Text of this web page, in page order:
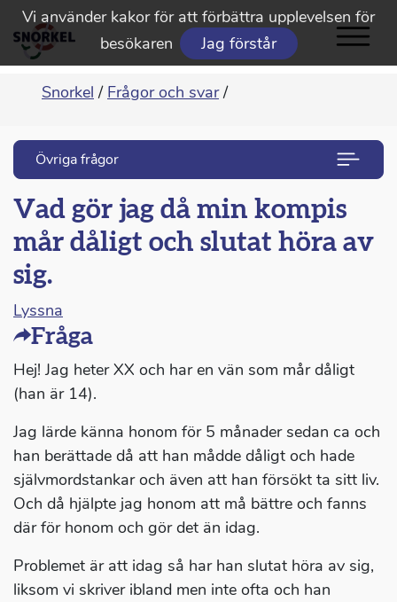
Vi använder kakor för att förbättra upplevelsen för
besökaren
Jag förstår
Snorkel / Frågor och svar /
Övriga frågor
Vad gör jag då min kompis
mår dåligt och slutat höra av
sig.
Lyssna
Fråga
Hej! Jag heter XX och har en vän som mår dåligt
(han är 14).
Jag lärde känna honom för 5 månader sedan ca och
han berättade då att han mådde dåligt och hade
självmordstankar och även att han försökt ta sitt liv.
Och då hjälpte jag honom att må bättre och fanns
där för honom och gör det än idag.
Problemet är att idag så har han slutat höra av sig,
liksom vi skriver ibland men inte ofta och han